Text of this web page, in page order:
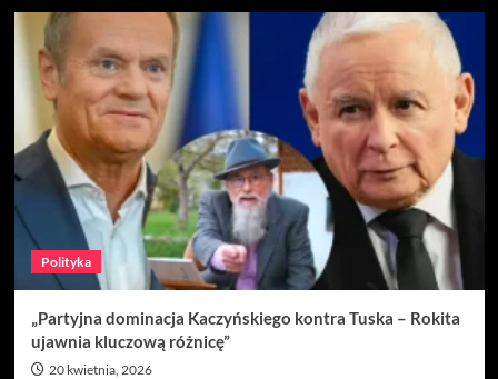
Polityka
„Partyjna dominacja Kaczyńskiego kontra Tuska – Rokita
ujawnia kluczową różnicę”
20 kwietnia, 2026